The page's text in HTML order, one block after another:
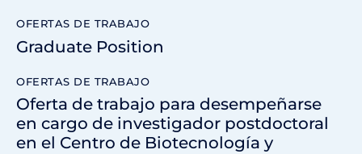
OFERTAS DE TRABAJO
Graduate Position
OFERTAS DE TRABAJO
Oferta de trabajo para desempeñarse
en cargo de investigador postdoctoral
en el Centro de Biotecnología y